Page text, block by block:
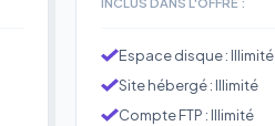
Espace disque : Illimité
Site hébergé : Illimité
Compte FTP : Illimité